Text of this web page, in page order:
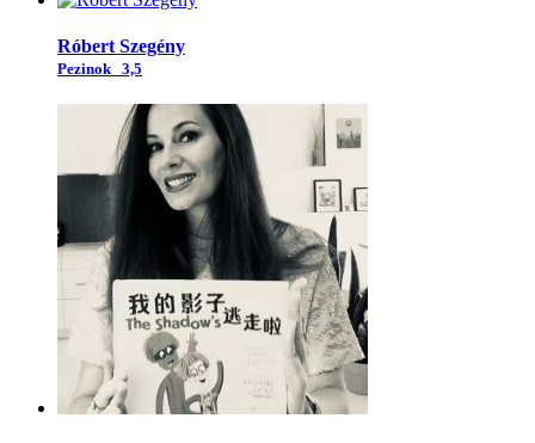
Róbert Szegény
Pezinok 3,5